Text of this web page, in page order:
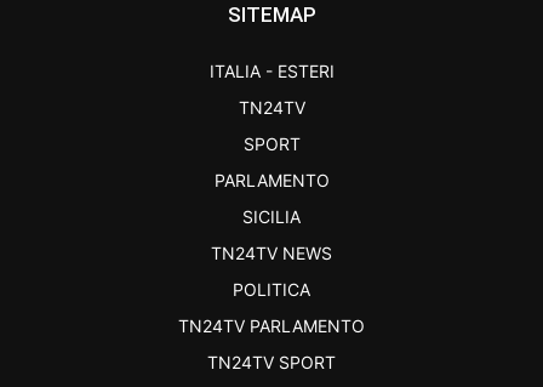
SITEMAP
ITALIA - ESTERI
TN24TV
SPORT
PARLAMENTO
SICILIA
TN24TV NEWS
POLITICA
TN24TV PARLAMENTO
TN24TV SPORT